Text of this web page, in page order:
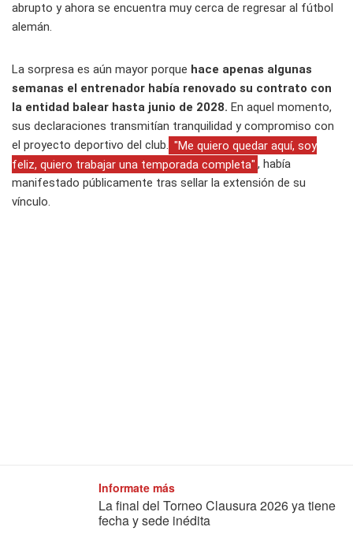
abrupto y ahora se encuentra muy cerca de regresar al fútbol
alemán.
La sorpresa es aún mayor porque hace apenas algunas
semanas el entrenador había renovado su contrato con
la entidad balear hasta junio de 2028. En aquel momento,
sus declaraciones transmitían tranquilidad y compromiso con
el proyecto deportivo del club. "Me quiero quedar aquí, soy
feliz, quiero trabajar una temporada completa" , había
manifestado públicamente tras sellar la extensión de su
vínculo.
Informate más
La final del Torneo Clausura 2026 ya tiene
fecha y sede inédita